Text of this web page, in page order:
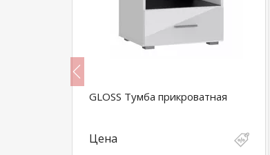
GLOSS Тумба прикроватная
Цена